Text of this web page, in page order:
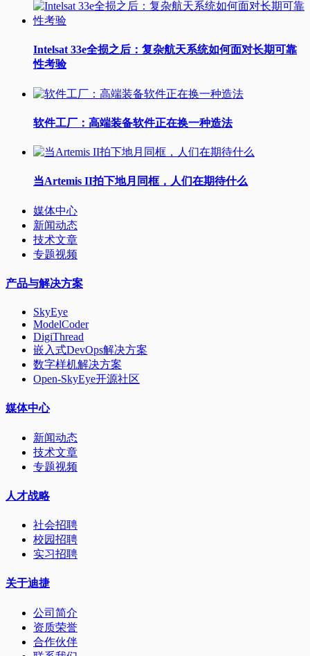
Intelsat 33e全损之后：复杂航天系统如何面对长期可靠
性考验
软件工厂：高端装备软件正在换一种造法
当Artemis II拍下地月同框，人们在期待什么
媒体中心
新闻动态
技术文章
专题视频
产品与解决方案
SkyEye
ModelCoder
DigiThread
嵌入式DevOps解决方案
数字样机解决方案
Open-SkyEye开源社区
媒体中心
新闻动态
技术文章
专题视频
人才战略
社会招聘
校园招聘
实习招聘
关于迪捷
公司简介
资质荣誉
合作伙伴